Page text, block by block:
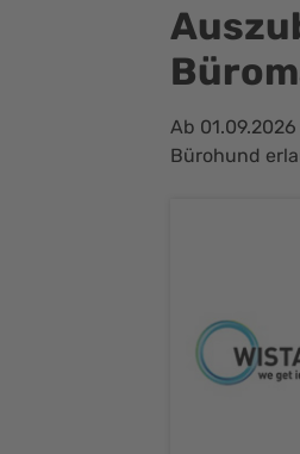
Ab
Bürohund